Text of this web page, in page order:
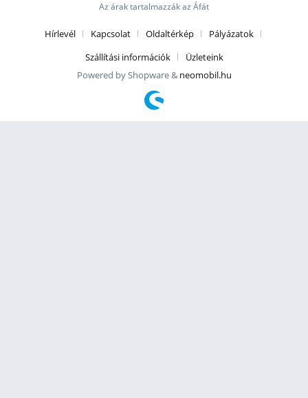
Az árak tartalmazzák az Áfát
Hírlevél Kapcsolat Oldaltérkép
Pályázatok
Szállítási információk
Üzleteink
Powered by Shopware & neomobil.hu